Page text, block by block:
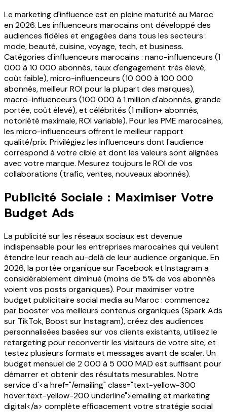
Le marketing d'influence est en pleine maturité au Maroc
en 2026. Les influenceurs marocains ont développé des
audiences fidèles et engagées dans tous les secteurs :
mode, beauté, cuisine, voyage, tech, et business.
Catégories d'influenceurs marocains : nano-influenceurs (1
000 à 10 000 abonnés, taux d'engagement très élevé,
coût faible), micro-influenceurs (10 000 à 100 000
abonnés, meilleur ROI pour la plupart des marques),
macro-influenceurs (100 000 à 1 million d'abonnés, grande
portée, coût élevé), et célébrités (1 million+ abonnés,
notoriété maximale, ROI variable). Pour les PME marocaines,
les micro-influenceurs offrent le meilleur rapport
qualité/prix. Privilégiez les influenceurs dont l'audience
correspond à votre cible et dont les valeurs sont alignées
avec votre marque. Mesurez toujours le ROI de vos
collaborations (trafic, ventes, nouveaux abonnés).
Publicité Sociale : Maximiser Votre
Budget Ads
La publicité sur les réseaux sociaux est devenue
indispensable pour les entreprises marocaines qui veulent
étendre leur reach au-delà de leur audience organique. En
2026, la portée organique sur Facebook et Instagram a
considérablement diminué (moins de 5% de vos abonnés
voient vos posts organiques). Pour maximiser votre
budget publicitaire social media au Maroc : commencez
par booster vos meilleurs contenus organiques (Spark Ads
sur TikTok, Boost sur Instagram), créez des audiences
personnalisées basées sur vos clients existants, utilisez le
retargeting pour reconvertir les visiteurs de votre site, et
testez plusieurs formats et messages avant de scaler. Un
budget mensuel de 2 000 à 5 000 MAD est suffisant pour
démarrer et obtenir des résultats mesurables. Notre
service d'<a href="/emailing" class="text-yellow-300
hover:text-yellow-200 underline">emailing et marketing
digital</a> complète efficacement votre stratégie social